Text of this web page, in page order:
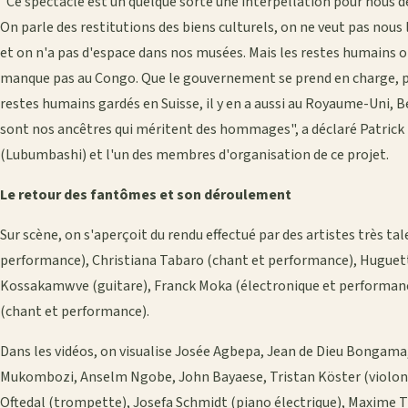
On parle des restitutions des biens culturels, on ne veut pas nous
et on n'a pas d'espace dans nos musées. Mais les restes
manque pas au Congo. Que le gouvernement se prend en
restes humains gardés en Suisse, il y en a aussi au Royaume-Uni,
sont nos ancêtres qui méritent des hommages", a déclaré
(Lubumbashi) et l'un des membres d'organisation de ce projet.
Le retour des fantômes et son déroulement
Sur scène, on s'aperçoit du rendu effectué par des artistes très
performance), Christiana Tabaro (chant et performance),
Kossakamwve (guitare), Franck Moka (électronique et
(chant et performance).
Dans les vidéos, on visualise Josée Agbepa, Jean de Dieu
Mukombozi, Anselm Ngobe, John Bayaese, Tristan Köster
Oftedal (trompette), Josefa Schmidt (piano électrique), Maxime